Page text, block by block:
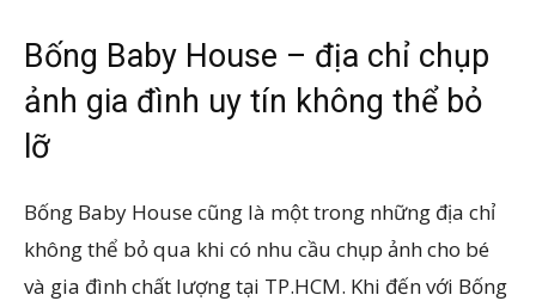
Bống Baby House – địa chỉ chụp
ảnh gia đình uy tín không thể bỏ
lỡ
Bống Baby House cũng là một trong những địa chỉ
không thể bỏ qua khi có nhu cầu chụp ảnh cho bé
và gia đình chất lượng tại TP.HCM. Khi đến với Bống